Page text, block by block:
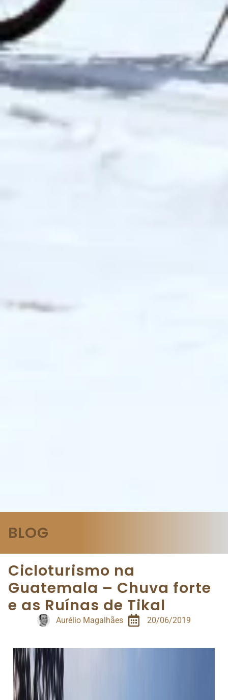
BLOG
Cicloturismo na
Guatemala – Chuva forte
e as Ruínas de Tikal
Aurélio Magalhães 20/06/2019